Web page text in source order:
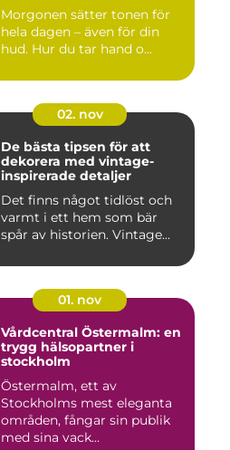
Morgonen sätter tonen för
hela dagen – även för din
hud. Hur du tar hand o...
02. nov
De bästa tipsen för att
dekorera med vintage-
inspirerade detaljer
Det finns något tidlöst och
varmt i ett hem som bär
spår av historien. Vintage...
01. nov
Vårdcentral Östermalm: en
trygg hälsopartner i
stockholm
Östermalm, ett av
Stockholms mest eleganta
områden, fångar sin publik
med sina vack...